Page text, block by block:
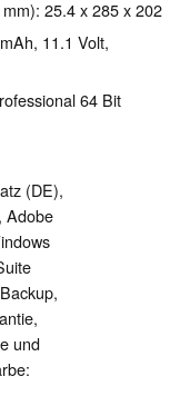
25.4 x 285 x 202
11.1 Volt,
64 Bit
(DE),
Adobe
und